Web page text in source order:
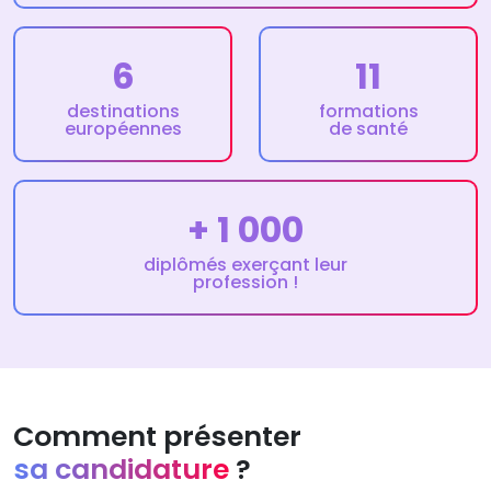
6
destinations
européennes
11
formations
de santé
+ 1 000
diplômés exerçant leur
profession !
Comment présenter
sa candidature ?